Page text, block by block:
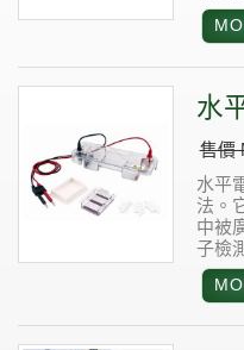
水
售價
水平
法。
中被
子檢